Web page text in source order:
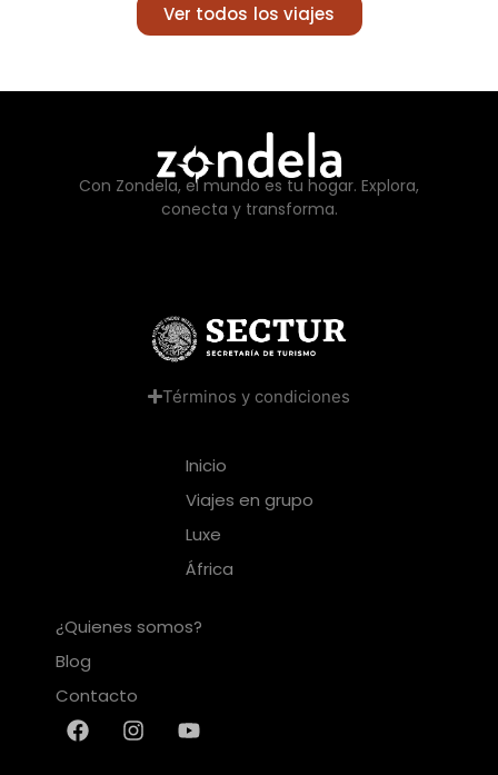
Ver todos los viajes
Con Zondela, el mundo es tu hogar. Explora,
conecta y transforma.
Términos y condiciones
Inicio
Viajes en grupo
Luxe
África
¿Quienes somos?
Blog
Contacto